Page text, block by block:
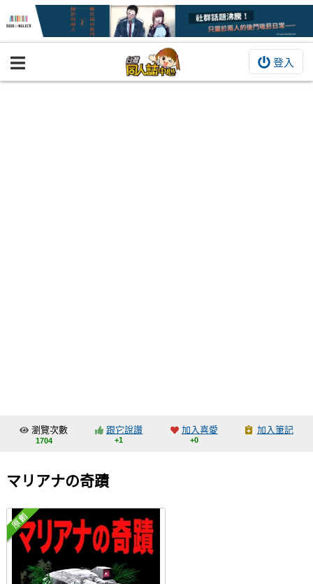
登入
BOOKY書集倉庫
交流中心
會員功能選單
會員中心
註冊會員
瀏覽次數
1704
跟它說讚
+1
加入喜愛
+0
加入筆記
マリアナの奇蹟